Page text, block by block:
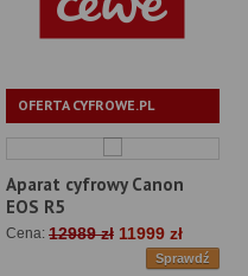
OFERTA CYFROWE.PL
Aparat cyfrowy Canon
EOS R5
Cena: 12989 zł 11999 zł
Sprawdź